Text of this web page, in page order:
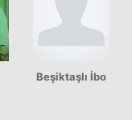
Beşiktaşlı İbo